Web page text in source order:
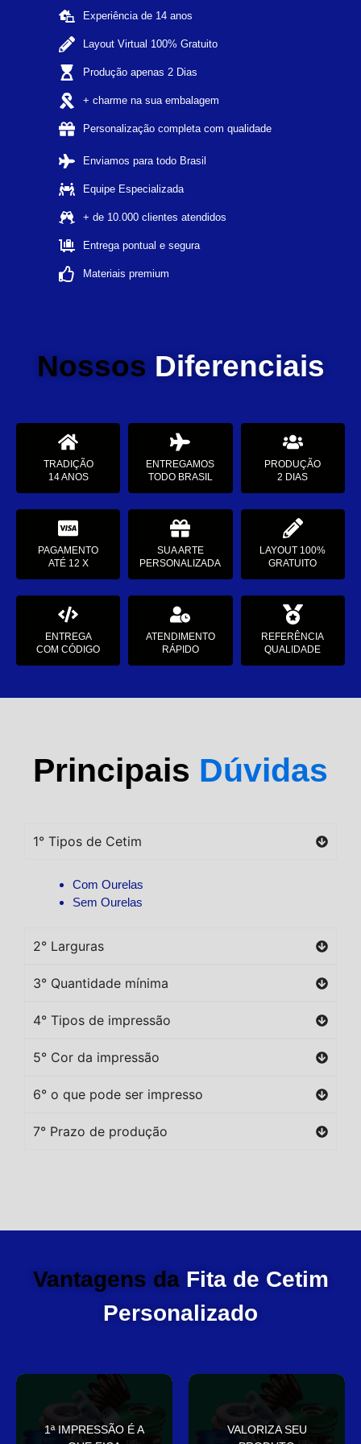
Experiência de 14 anos
Layout Virtual 100% Gratuito
Produção apenas 2 Dias
+ charme na sua embalagem
Personalização completa com qualidade
Enviamos para todo Brasil
Equipe Especializada
+ de 10.000 clientes atendidos
Entrega pontual e segura
Materiais premium
Nossos Diferenciais
TRADIÇÃO
14 ANOS
ENTREGAMOS
TODO BRASIL
PRODUÇÃO
2 DIAS
PAGAMENTO
ATÉ 12 X
SUA ARTE
PERSONALIZADA
LAYOUT 100%
GRATUITO
ENTREGA
COM CÓDIGO
ATENDIMENTO
RÁPIDO
REFERÊNCIA
QUALIDADE
Principais Dúvidas
1° Tipos de Cetim
Com Ourelas
Sem Ourelas
2° Larguras
3° Quantidade mínima
4° Tipos de impressão
5° Cor da impressão
6° o que pode ser impresso
7° Prazo de produção
Vantagens da Fita de Cetim
Personalizado
1ª IMPRESSÃO É A
Sua embalagem fala por
você
VALORIZA SEU
que deixa sua embalagem
elegante